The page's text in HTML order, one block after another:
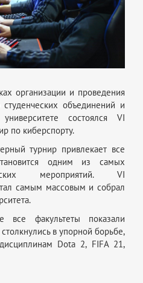
организации и проведения
объединений и
состоялся VI
по киберспорту.
турнир привлекает все
одним из самых
мероприятий. VI
самым массовым и собрал
все факультеты показали
в упорной борьбе,
Dota 2, FIFA 21,